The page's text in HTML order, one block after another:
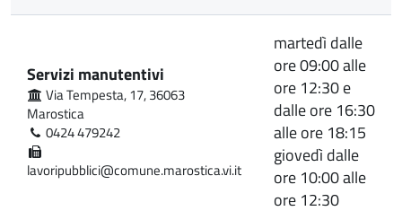
Servizi manutentivi
Via Tempesta, 17, 36063
Marostica
0424 479242
lavoripubblici@comune.marostica.vi.it
martedì dalle
ore 09:00 alle
ore 12:30 e
dalle ore 16:30
alle ore 18:15
giovedì dalle
ore 10:00 alle
ore 12:30